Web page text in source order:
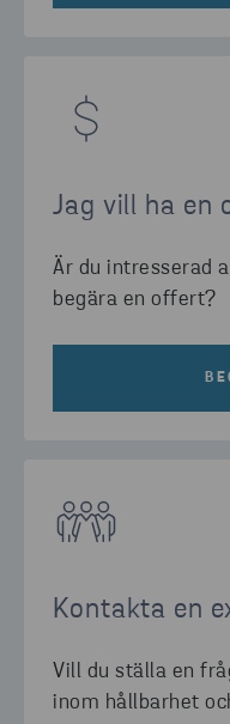
Jag vill ha en
Är du intresserad
begära en offert?
Kontakta en
Vill du ställa en
inom hållbarhet